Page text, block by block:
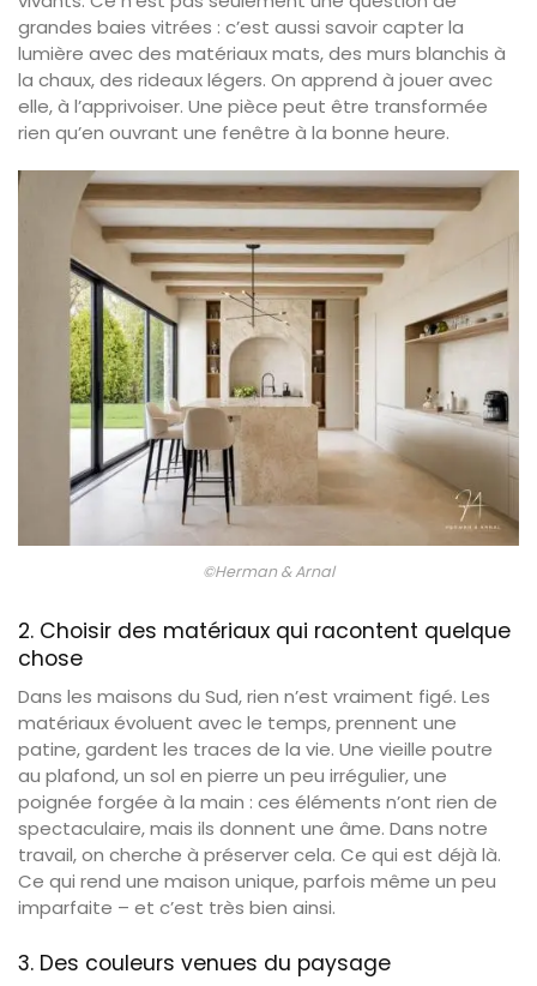
grandes baies vitrées : c’est aussi savoir capter la
lumière avec des matériaux mats, des murs blanchis à
la chaux, des rideaux légers. On apprend à jouer avec
elle, à l’apprivoiser. Une pièce peut être transformée
rien qu’en ouvrant une fenêtre à la bonne heure.
©Herman & Arnal
2. Choisir des matériaux qui racontent quelque
chose
Dans les maisons du Sud, rien n’est vraiment figé. Les
matériaux évoluent avec le temps, prennent une
patine, gardent les traces de la vie. Une vieille poutre
au plafond, un sol en pierre un peu irrégulier, une
poignée forgée à la main : ces éléments n’ont rien de
spectaculaire, mais ils donnent une âme. Dans notre
travail, on cherche à préserver cela. Ce qui est déjà là.
Ce qui rend une maison unique, parfois même un peu
imparfaite – et c’est très bien ainsi.
3. Des couleurs venues du paysage